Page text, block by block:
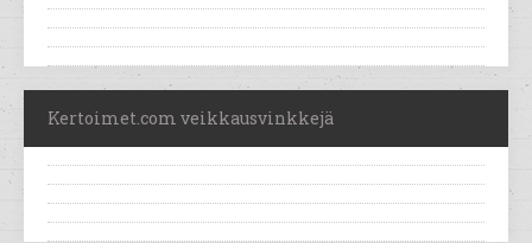
Kertoimet.com veikkausvinkkejä